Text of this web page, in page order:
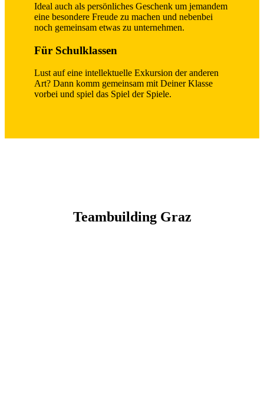
Ideal auch als persönliches Geschenk um jemandem
eine besondere Freude zu machen und nebenbei
noch gemeinsam etwas zu unternehmen.
Für Schulklassen
Lust auf eine intellektuelle Exkursion der anderen
Art? Dann komm gemeinsam mit Deiner Klasse
vorbei und spiel das Spiel der Spiele.
Teambuilding Graz